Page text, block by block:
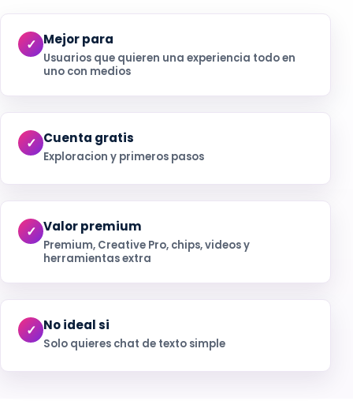
Mejor para
Usuarios que quieren una experiencia todo en
uno con medios
Cuenta gratis
Exploracion y primeros pasos
Valor premium
Premium, Creative Pro, chips, videos y
herramientas extra
No ideal si
Solo quieres chat de texto simple